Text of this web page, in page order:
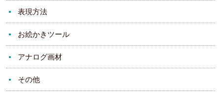
表現方法
お絵かきツール
アナログ画材
その他